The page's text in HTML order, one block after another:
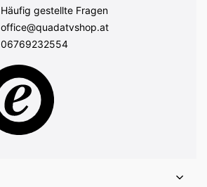
Häufig gestellte Fragen
office@quadatvshop.at
06769232554